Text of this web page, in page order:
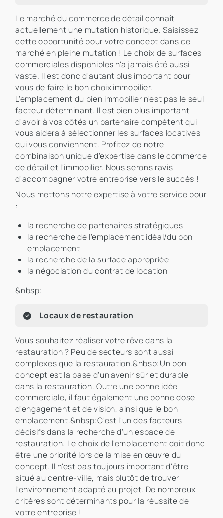
Le marché du commerce de détail connaît
actuellement une mutation historique. Saisissez
cette opportunité pour votre concept dans ce
marché en pleine mutation ! Le choix de surfaces
commerciales disponibles n'a jamais été aussi
vaste. Il est donc d'autant plus important pour
vous de faire le bon choix immobilier.
L'emplacement du bien immobilier n'est pas le seul
facteur déterminant. Il est bien plus important
d'avoir à vos côtés un partenaire compétent qui
vous aidera à sélectionner les surfaces locatives
qui vous conviennent. Profitez de notre
combinaison unique d'expertise dans le commerce
de détail et l'immobilier. Nous serons ravis
d'accompagner votre entreprise vers le succès !
Nous mettons notre expertise à votre service pour
:
la recherche de partenaires stratégiques
la recherche de l'emplacement idéal/du bon
emplacement
la recherche de la surface appropriée
la négociation du contrat de location
&nbsp;
Locaux de restauration
Vous souhaitez réaliser votre rêve dans la
restauration ? Peu de secteurs sont aussi
complexes que la restauration.&nbsp;Un bon
concept est la base d'un avenir sûr et durable
dans la restauration. Outre une bonne idée
commerciale, il faut également une bonne dose
d'engagement et de vision, ainsi que le bon
emplacement.&nbsp;C'est l'un des facteurs
décisifs dans la recherche d'un espace de
restauration. Le choix de l'emplacement doit donc
être une priorité lors de la mise en œuvre du
concept. Il n'est pas toujours important d'être
situé au centre-ville, mais plutôt de trouver
l'environnement adapté au projet. De nombreux
critères sont déterminants pour la réussite de
votre entreprise !